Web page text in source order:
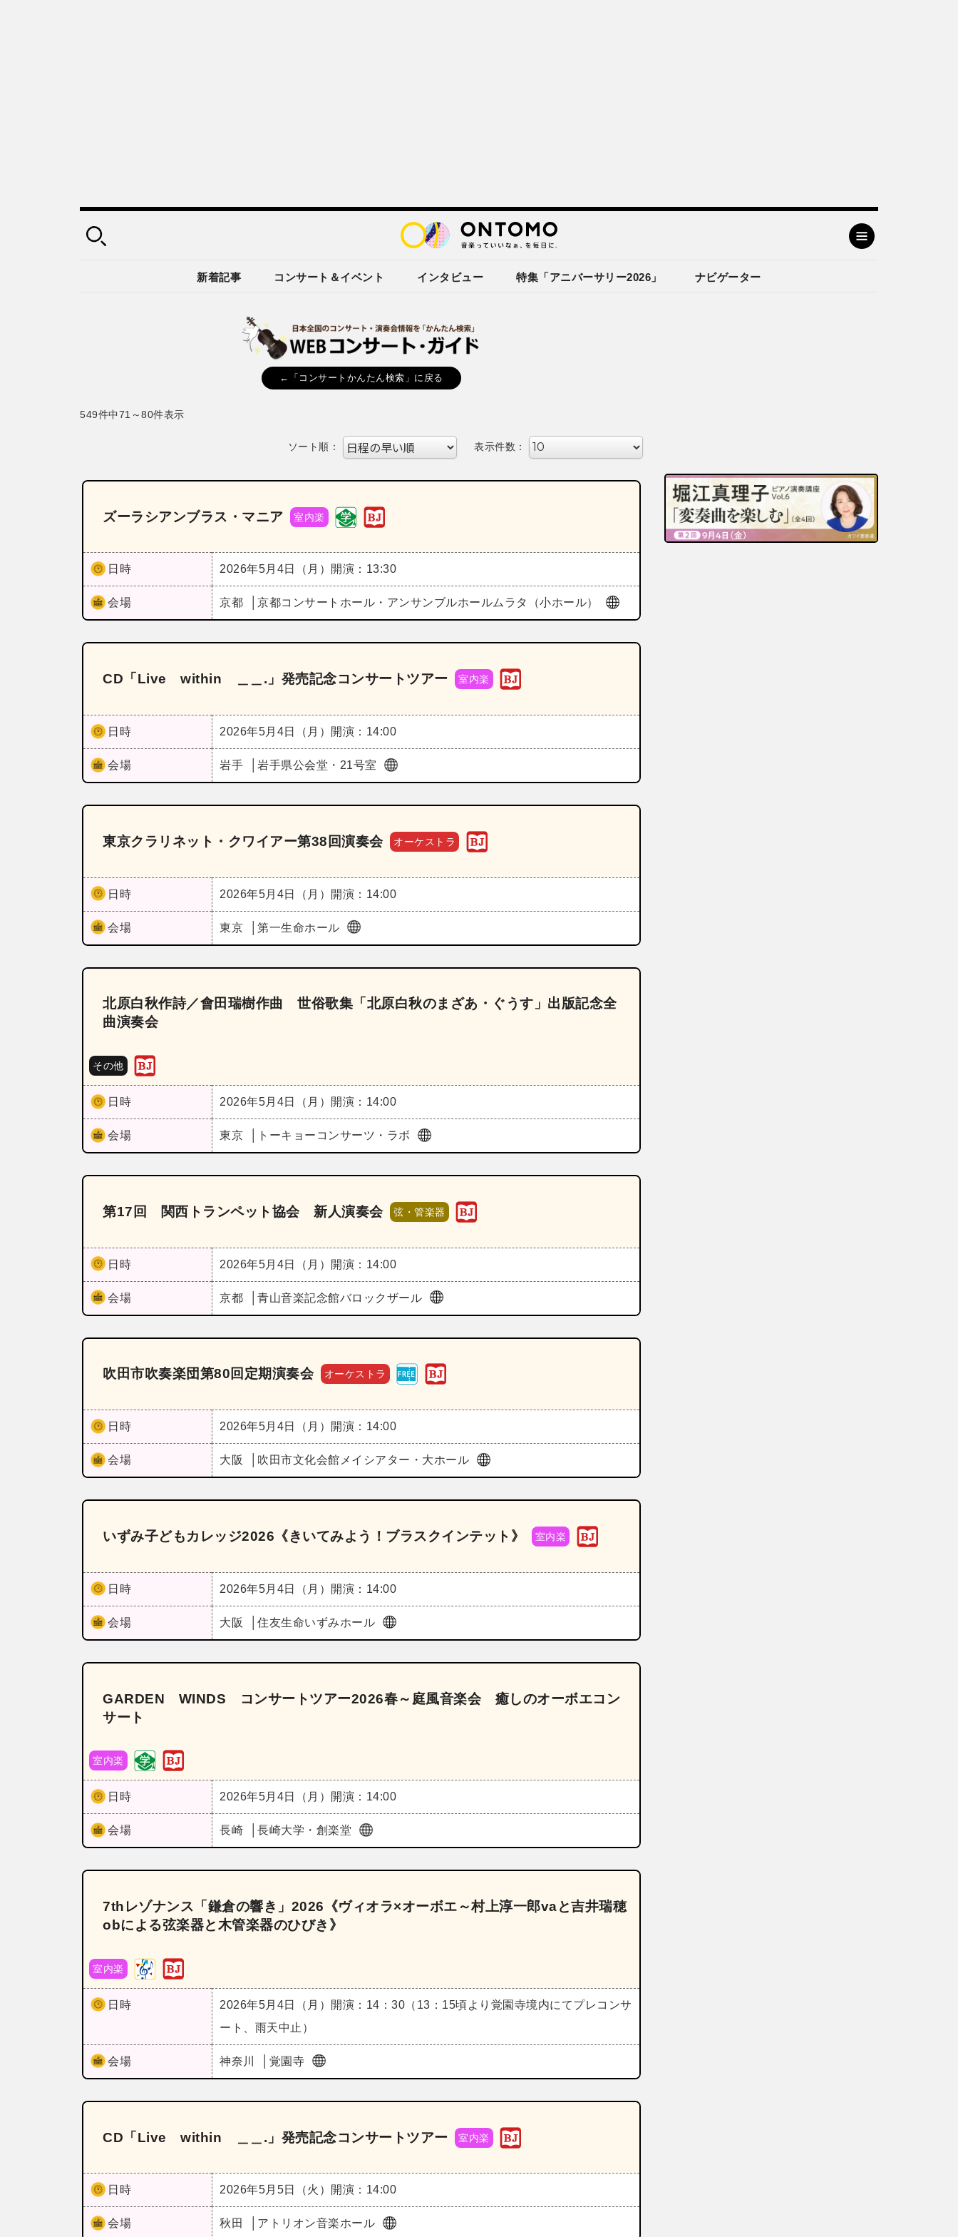
新着記事 コンサート＆イベント インタビュー 特集「アニバーサリー2026」 ナビゲーター
←「コンサートかんたん検索」に戻る
549件中71～80件表示
ソート順： 表示件数：
ズーラシアンブラス・マニア 室内楽
日時 2026年5月4日（月） 開演：13:30
会場 京都 京都コンサートホール・アンサンブルホールムラタ（小ホール）
CD「Live within ＿＿.」発売記念コンサートツアー 室内楽
日時 2026年5月4日（月） 開演：14:00
会場 岩手 岩手県公会堂・21号室
東京クラリネット・クワイアー第38回演奏会 オーケストラ
日時 2026年5月4日（月） 開演：14:00
会場 東京 第一生命ホール
北原白秋作詩／會田瑞樹作曲 世俗歌集「北原白秋のまざあ・ぐうす」出版記念全
曲演奏会
その他
日時 2026年5月4日（月） 開演：14:00
会場 東京 トーキョーコンサーツ・ラボ
第17回 関西トランペット協会 新人演奏会 弦・管楽器
日時 2026年5月4日（月） 開演：14:00
会場 京都 青山音楽記念館バロックザール
吹田市吹奏楽団第80回定期演奏会 オーケストラ
日時 2026年5月4日（月） 開演：14:00
会場 大阪 吹田市文化会館メイシアター・大ホール
いずみ子どもカレッジ2026《きいてみよう！ブラスクインテット》 室内楽
日時 2026年5月4日（月） 開演：14:00
会場 大阪 住友生命いずみホール
GARDEN WINDS コンサートツアー2026春～庭風音楽会 癒しのオーボエコン
サート
室内楽
日時 2026年5月4日（月） 開演：14:00
会場 長崎 長崎大学・創楽堂
7thレゾナンス「鎌倉の響き」2026《ヴィオラ×オーボエ～村上淳一郎vaと吉井瑞穂
obによる弦楽器と木管楽器のひびき》
室内楽
日時 2026年5月4日（月）
開演：14：30（13：15頃より覚園寺境内にてプレコンサ
ート、雨天中止）
会場 神奈川 覚園寺
CD「Live within ＿＿.」発売記念コンサートツアー 室内楽
日時 2026年5月5日（火） 開演：14:00
会場 秋田 アトリオン音楽ホール